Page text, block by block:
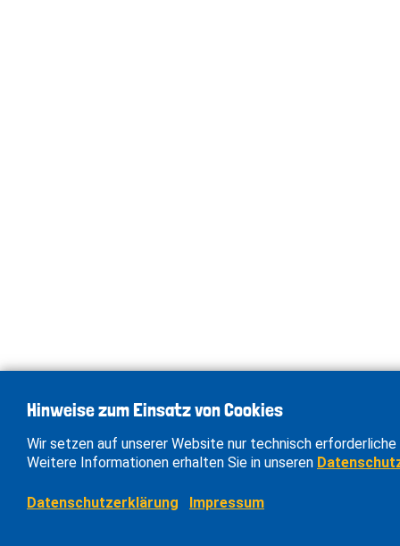
Hinweise zum Einsatz von Cookies
Wir setzen auf unserer Website nur technisch erforderliche
Weitere Informationen erhalten Sie in unseren
Datenschutzerklärung Impressum